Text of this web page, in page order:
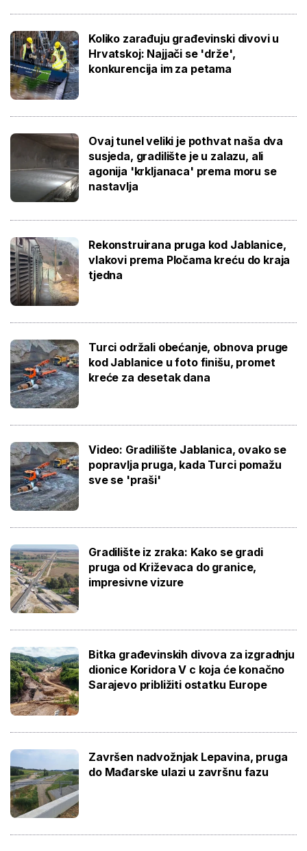
Koliko zarađuju građevinski divovi u
Hrvatskoj: Najjači se 'drže',
konkurencija im za petama
Ovaj tunel veliki je pothvat naša dva
susjeda, gradilište je u zalazu, ali
agonija 'krkljanaca' prema moru se
nastavlja
Rekonstruirana pruga kod Jablanice,
vlakovi prema Pločama kreću do kraja
tjedna
Turci održali obećanje, obnova pruge
kod Jablanice u foto finišu, promet
kreće za desetak dana
Video: Gradilište Jablanica, ovako se
popravlja pruga, kada Turci pomažu
sve se 'praši'
Gradilište iz zraka: Kako se gradi
pruga od Križevaca do granice,
impresivne vizure
Bitka građevinskih divova za izgradnju
dionice Koridora V c koja će konačno
Sarajevo približiti ostatku Europe
Završen nadvožnjak Lepavina, pruga
do Mađarske ulazi u završnu fazu